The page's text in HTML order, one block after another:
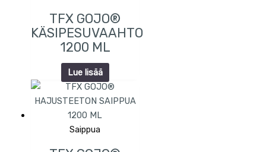
TFX GOJO®
KÄSIPESUVAAHTO
1200 ML
Lue lisää
Saippua